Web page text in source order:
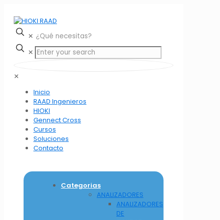
✕
✕
✕
Inicio
RAAD Ingenieros
HIOKI
Gennect Cross
Cursos
Soluciones
Contacto
Categorias
ANALIZADORES
ANALIZADORES
DE